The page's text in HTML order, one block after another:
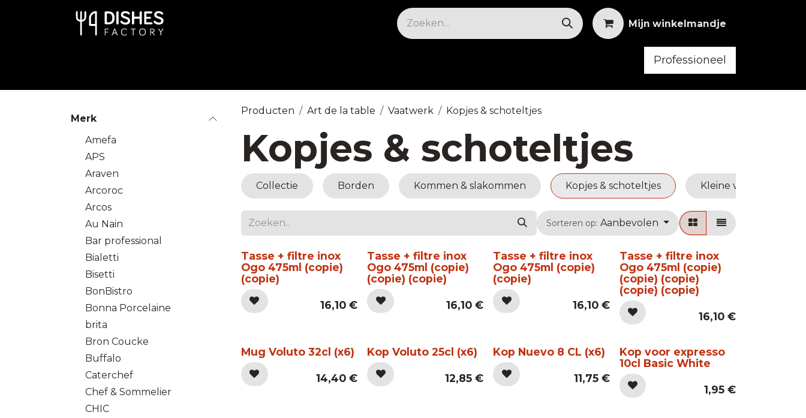
Mijn winkelmandje
Horeca Kleding
Professioneel
Merk
Amefa
APS
Araven
Arcoroc
Arcos
Au Nain
Bar professional
Bialetti
Bisetti
BonBistro
Bonna Porcelaine
brita
Bron Coucke
Buffalo
Caterchef
Chef & Sommelier
CHIC
Producten Art de la table Vaatwerk Kopjes & schoteltjes
Kopjes & schoteltjes
Collectie Borden Kommen & slakommen Kopjes & schoteltjes Kleine vaatwerk
Sorteren op: Aanbevolen
Tasse + filtre inox
Ogo 475ml (copie)
(copie)
16,10 €
Tasse + filtre inox
Ogo 475ml (copie)
(copie) (copie)
16,10 €
Tasse + filtre inox
Ogo 475ml (copie)
(copie)
16,10€
Tasse + filtre inox
Ogo 475ml (copie)
(copie) (copie)
(copie) (copie)
16,10€
Mug Voluto 32cl (x6)
14,40 €
Kop Voluto 25cl (x6)
12,85 €
Kop Nuevo 8 CL (x6)
11,75€
Kop voor expresso
10cl Basic White
1,95€